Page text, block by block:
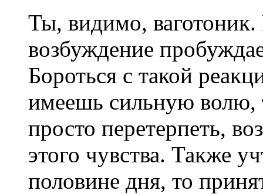
Ты, видимо,
возбуждение
Бороться с такой
имеешь сильную волю,
просто перетерпеть,
этого чувства. Также
половине дня, то